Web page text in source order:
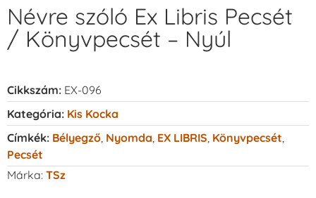
Névre szóló Ex Libris Pecsét
/ Könyvpecsét – Nyúl
Cikkszám: EX-096
Kategória: Kis Kocka
Címkék: Bélyegző Nyomda EX LIBRIS Könyvpecsét
Pecsét
Márka: TSz